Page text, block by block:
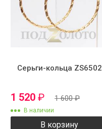
Серьги-кольца ZS6502
1 520 ₽ 1 600₽
В наличии
В корзину